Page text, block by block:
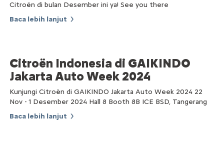
Citroën di bulan Desember ini ya! See you there
Baca lebih lanjut
Citroën Indonesia di GAIKINDO
Jakarta Auto Week 2024
Kunjungi Citroën di GAIKINDO Jakarta Auto Week 2024 22
Nov - 1 Desember 2024 Hall 8 Booth 8B ICE BSD, Tangerang
Baca lebih lanjut